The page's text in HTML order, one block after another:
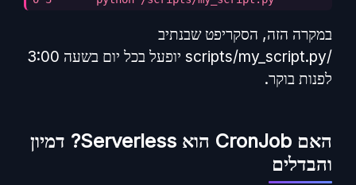
במקרה הזה, הסקריפט שבנתיב
/scripts/my_script.py יופעל בכל יום בשעה 3:00
לפנות בוקר.
האם CronJob הוא Serverless? דמיון
והבדלים